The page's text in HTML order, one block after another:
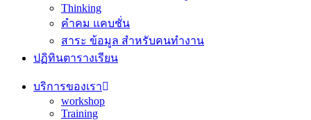
Thinking
คำคม แคบชั่น
สาระ ข้อมูล สำหรับคนทำงาน
ปฏิทินตารางเรียน
บริการของเรา
workshop
Training